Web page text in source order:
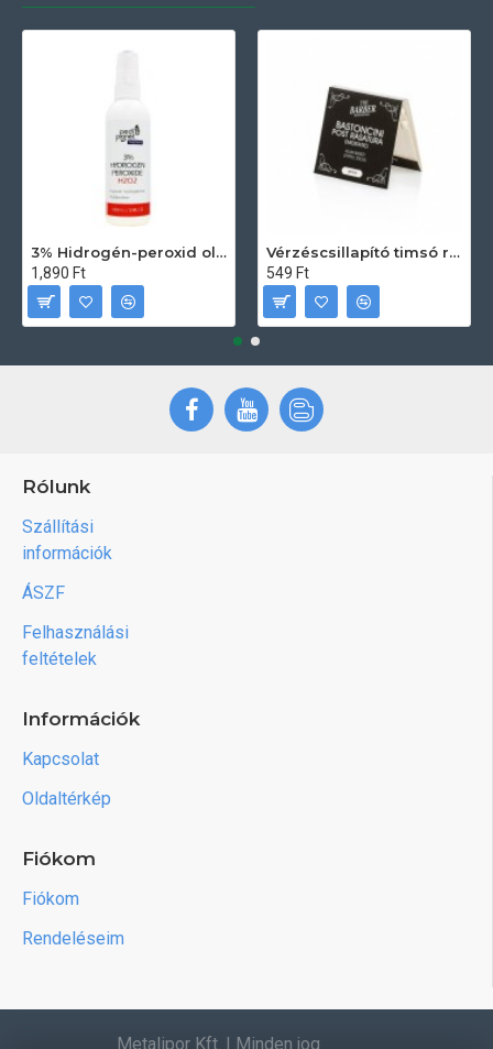
3% Hidrogén-peroxid oldat (sebfertőtlenítő) 100ml
1,890 Ft
Vérzéscsillapító timsó rúd 20db
549 Ft
Rólunk
Szállítási
információk
ÁSZF
Felhasználási
feltételek
Információk
Kapcsolat
Oldaltérkép
Fiókom
Fiókom
Rendeléseim
Metalipor Kft. | Minden jog